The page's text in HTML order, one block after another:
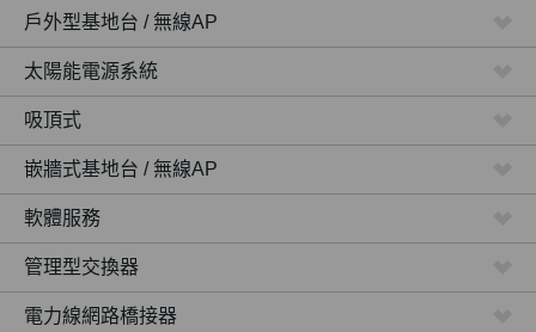
戶外型基地台 / 無線AP
太陽能電源系統
吸頂式
嵌牆式基地台 / 無線AP
軟體服務
管理型交換器
電力線網路橋接器